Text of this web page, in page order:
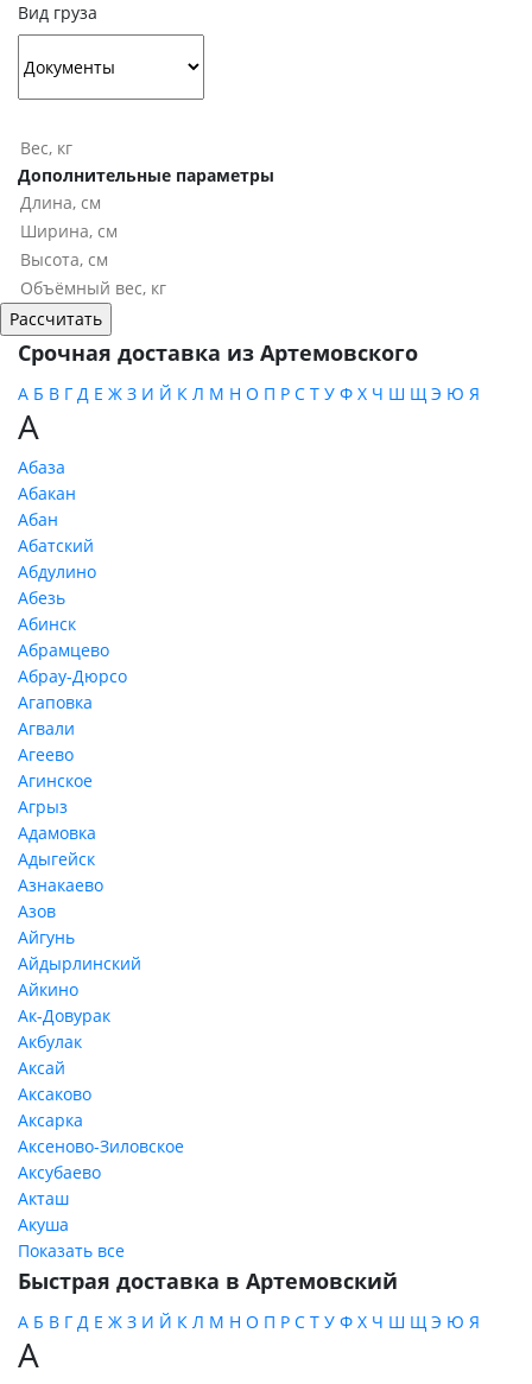
Вид груза
Дополнительные параметры
Срочная доставка из Артемовского
А Б В Г Д Е Ж З И Й К Л М Н О П Р С Т У Ф Х Ч Ш Щ Э Ю Я
А
Абаза
Абакан
Абан
Абатский
Абдулино
Абезь
Абинск
Абрамцево
Абрау-Дюрсо
Агаповка
Агвали
Агеево
Агинское
Агрыз
Адамовка
Адыгейск
Азнакаево
Азов
Айгунь
Айдырлинский
Айкино
Ак-Довурак
Акбулак
Аксай
Аксаково
Аксарка
Аксеново-Зиловское
Аксубаево
Акташ
Акуша
Показать все
Быстрая доставка в Артемовский
А Б В Г Д Е Ж З И Й К Л М Н О П Р С Т У Ф Х Ч Ш Щ Э Ю Я
А